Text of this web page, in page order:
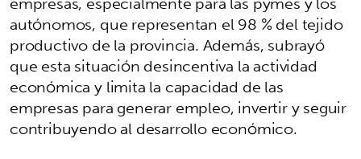
autónomos, que representan el 98 % del tejido
productivo de la provincia. Además, subrayó
que esta situación desincentiva la actividad
económica y limita la capacidad de las
empresas para generar empleo, invertir y seguir
contribuyendo al desarrollo económico.